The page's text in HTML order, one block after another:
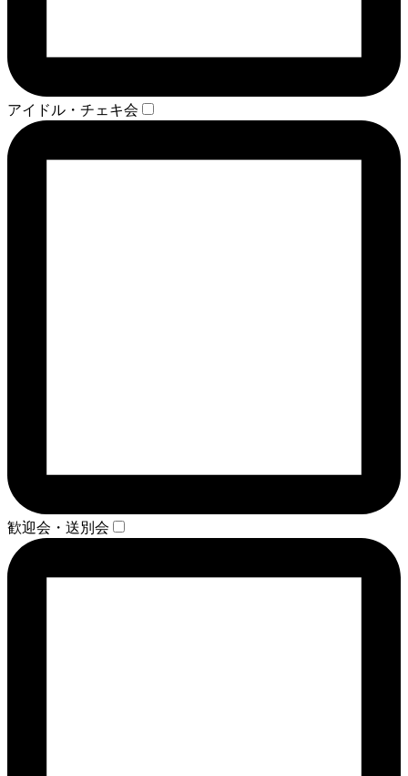
アイドル・チェキ会
歓迎会・送別会